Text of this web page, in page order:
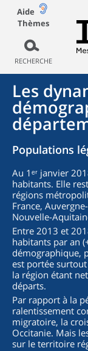
Aide
Thèmes
RECHERCHE
Les
Populations
Au 1ᵉʳ janvier
habitants. Elle
régions
France,
Nouvelle-
Entre 2013 et
habitants par an
démographique,
est portée
la région étant
départs.
Par rapport à la
ralentissement
migratoire, la
Occitanie. Mais
sur le territoire